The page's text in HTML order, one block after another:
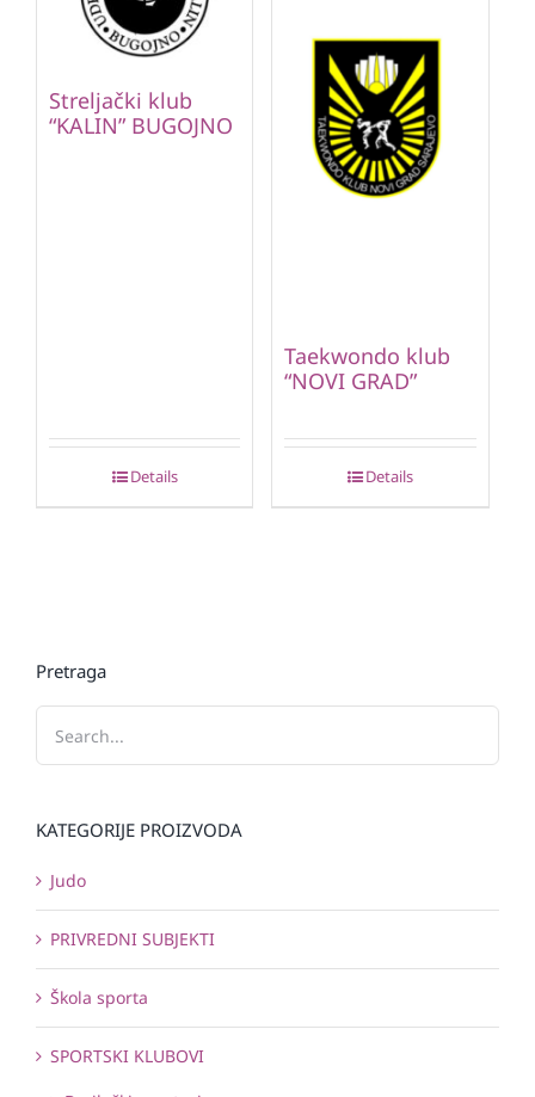
Streljački klub
“KALIN” BUGOJNO
Details
Taekwondo klub
“NOVI GRAD”
Details
Pretraga
KATEGORIJE PROIZVODA
Judo
PRIVREDNI SUBJEKTI
Škola sporta
SPORTSKI KLUBOVI